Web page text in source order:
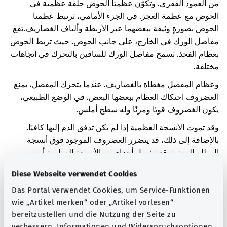
Diese Webseite verwendet Cookies
Das Portal verwendet Cookies, um Service-Funktionen
wie „Artikel merken“ oder „Artikel vorlesen“
bereitzustellen und die Nutzung der Seite zu
من العمود الفقري. وتكوّن عظمتا الحوض حلقة عظمية في
الحوض مع عظمة العجز. في الجزء الأمامي، ترتبط عظمتا
الحوض بصورةٍ وثيقة ببعضهما عبر الأربطة وألياف الغضاريف.تقع
مفاصل الورك في الخارج، على جانب الحوض. حيث تربط الحوض
بعظام الفخذ. تسمح مفاصل الورك للساقين بالتحرك في اتجاهات
مختلفة.
وعظام المفصل مغطاة بالغضاريف. عندما يتحرك المفصل، يمنع
الغضروف احتكاك العظام ببعضها البعض. في الوضع الطبيعي،
يكون الغضروف قويًا ومرنًا وله سطح أملس.
وقد تموت الأنسجة العظمية إذا لم يكن تدفق الدم إليها كافيًا.
بالإضافة إلى ذلك، قد يتضرر الغضروف الموجود فوق أنسجة
العظام المعنية. قد تنفصل أجزاء من الأنسجة العظمية أو
المفصل المعني. ربما لا يمكن مواصلة تحريك المفصل بشكل جيد.
يمكن أيضًا للأجزاء المنفصلة من الأنسجة العظمية أو الغضاريف
أن تحجب حركة المفصل تمامًا.